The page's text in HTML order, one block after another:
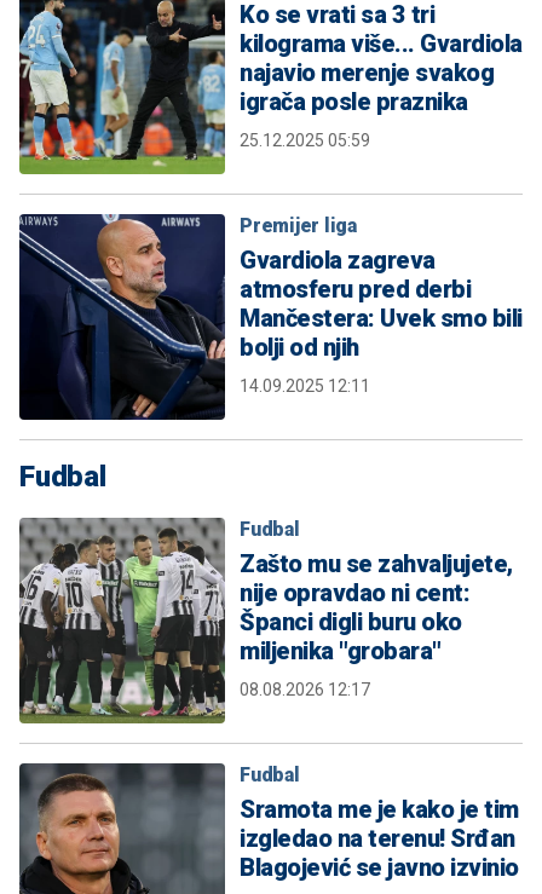
Ko se vrati sa 3 tri
kilograma više... Gvardiola
najavio merenje svakog
igrača posle praznika
25.12.2025 05:59
Premijer liga
Gvardiola zagreva
atmosferu pred derbi
Mančestera: Uvek smo bili
bolji od njih
14.09.2025 12:11
Fudbal
Fudbal
Zašto mu se zahvaljujete,
nije opravdao ni cent:
Španci digli buru oko
miljenika "grobara"
08.08.2026 12:17
Fudbal
Sramota me je kako je tim
izgledao na terenu! Srđan
Blagojević se javno izvinio